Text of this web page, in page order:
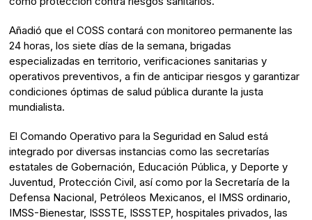
Añadió que el COSS contará con monitoreo permanente las
24 horas, los siete días de la semana, brigadas
especializadas en territorio, verificaciones sanitarias y
operativos preventivos, a fin de anticipar riesgos y garantizar
condiciones óptimas de salud pública durante la justa
mundialista.
El Comando Operativo para la Seguridad en Salud está
integrado por diversas instancias como las secretarías
estatales de Gobernación, Educación Pública, y Deporte y
Juventud, Protección Civil, así como por la Secretaría de la
Defensa Nacional, Petróleos Mexicanos, el IMSS ordinario,
IMSS-Bienestar, ISSSTE, ISSSTEP, hospitales privados, las